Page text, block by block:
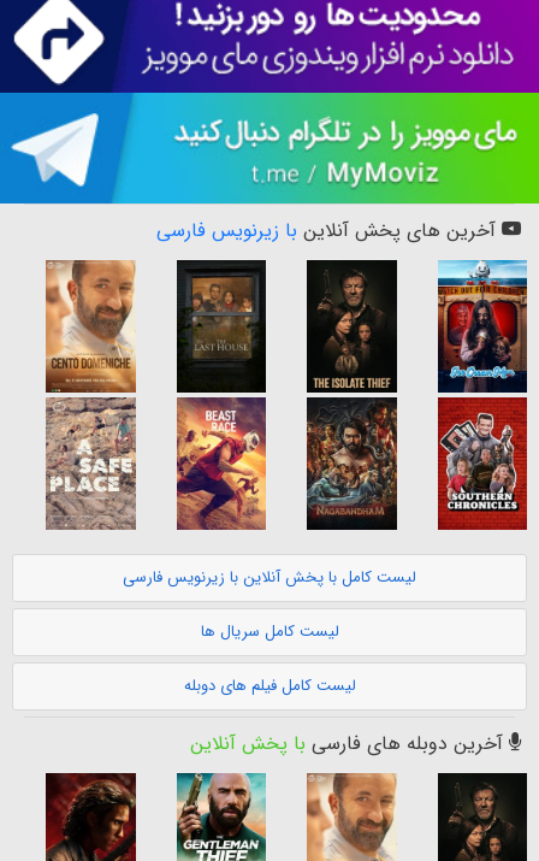
آخرین های پخش آنلاین با زیرنویس فارسی
لیست کامل با پخش آنلاین با زیرنویس فارسی
لیست کامل سریال ها
لیست کامل فیلم های دوبله
آخرین دوبله های فارسی با پخش آنلاین